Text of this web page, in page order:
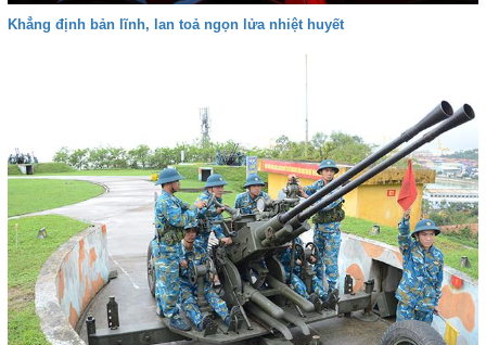
Khẳng định bản lĩnh, lan toả ngọn lửa nhiệt huyết